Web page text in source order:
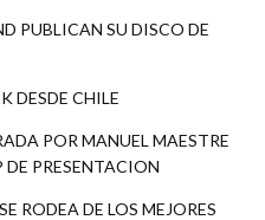
PUBLICAN SU DISCO DE
DESDE CHILE
POR MANUEL MAESTRE
DE PRESENTACION
RODEA DE LOS MEJORES